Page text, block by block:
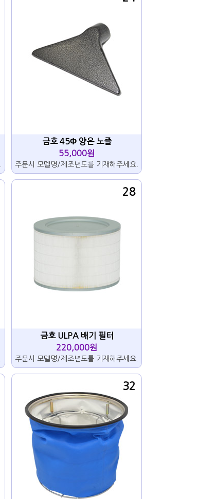
금호 45Φ 양은 노즐
55,000원
주문시 모델명/제조년도를 기재해주세요.
금호 ULPA 배기 필터
220,000원
주문시 모델명/제조년도를 기재해주세요.
28
32